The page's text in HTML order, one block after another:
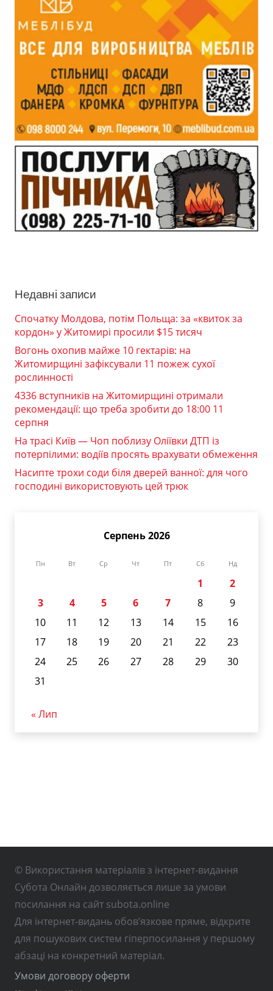
Недавні записи
Спочатку Молдова, потім Польща: за «квиток за
кордон» у Житомирі просили $15 тисяч
Вогонь охопив майже 10 гектарів: на
Житомирщині зафіксували 11 пожеж сухої
рослинності
4336 вступників на Житомирщині отримали
рекомендації: що треба зробити до 18:00 11
серпня
На трасі Київ — Чоп поблизу Оліївки ДТП із
потерпілими: водіїв просять врахувати обмеження
Насипте трохи соди біля дверей ванної: для чого
господині використовують цей трюк
Серпень 2026
Пн Вт Ср Чт Пт Сб Нд
1
2
3
4 5 6 7 8
9
10
11 12 13 14 15
16
17
18 19 20 21 22
23
24
25 26 27 28 29
30
31
« Лип
© Використання матеріалів з інтернет-видання
Субота Онлайн дозволяється лише за умови
посилання на сайт subota.online
Для інтернет-видань обов’язкове пряме, відкрите
для пошукових систем гіперпосилання у першому
абзаці на конкретний матеріал.
Умови договору оферти